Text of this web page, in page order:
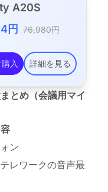
A20S
円
76,980円
入 詳細を見る
とめ（会議用マイ
ン
レワークの音声最